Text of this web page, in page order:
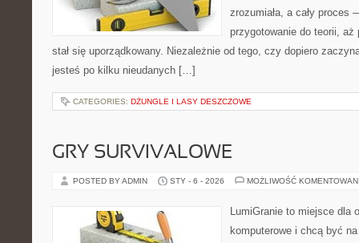
zrozumiała, a cały
przygotowanie do teorii,
stał się uporządkowany. Niezależnie od tego, czy dopiero
jesteś po kilku nieudanych […]
CATEGORIES: DŻUNGLE I LASY DESZCZOWE
GRY SURVIVALOWE
POSTED BY ADMIN STY - 6 - 2026 MOŻLIWOŚĆ
LumiGranie to miejsce dla
komputerowe i chcą być